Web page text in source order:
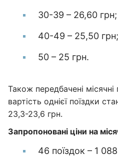
30-39 – 26,60 грн;
40-49 – 25,50 грн;
50 – 25 грн.
Також передбачені місячні
вартість однієї поїздки
23,3-23,6 грн.
Запропоновані ціни на
46 поїздок – 1